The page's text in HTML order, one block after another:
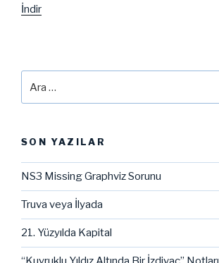
İndir
SON YAZILAR
NS3 Missing Graphviz Sorunu
Truva veya İlyada
21. Yüzyılda Kapital